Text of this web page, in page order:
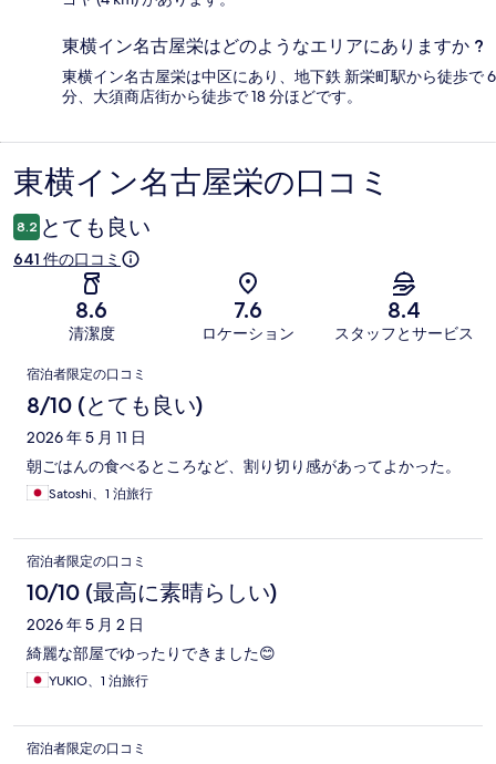
東横イン名古屋栄はどのようなエリアにありますか ?
東横イン名古屋栄は中区にあり、地下鉄 新栄町駅から徒歩で 6
分、大須商店街から徒歩で 18 分ほどです。
口
コ
ミ
東横イン名古屋栄の口コミ
8.2 とても良い
641 件の口コミ
8.6
清潔度
7.6
ロケーション
8.4
スタッフとサービス
口
コ
ミ
宿泊者限定の口コミ
8/10 (とても良い)
2026 年 5 月 11 日
朝ごはんの食べるところなど、割り切り感があってよかった。
Satoshi、1 泊旅行
宿泊者限定の口コミ
10/10 (最高に素晴らしい)
2026 年 5 月 2 日
綺麗な部屋でゆったりできました😊
YUKIO、1 泊旅行
宿泊者限定の口コミ